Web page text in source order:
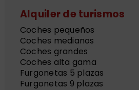
Alquiler de turismos
Coches pequeños
Coches medianos
Coches grandes
Coches alta gama
Furgonetas 5 plazas
Furgonetas 9 plazas